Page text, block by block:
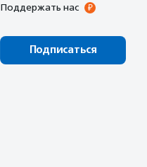
Поддержать нас
Подписаться